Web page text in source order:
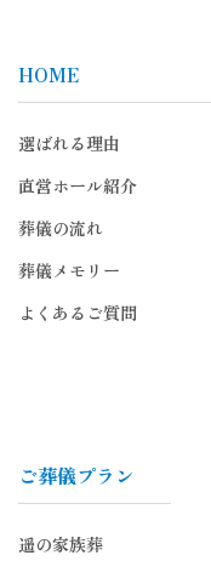
HOME
選ばれる理由
直営ホール紹介
葬儀の流れ
葬儀メモリー
よくあるご質問
ご葬儀プラン
遥の家族葬